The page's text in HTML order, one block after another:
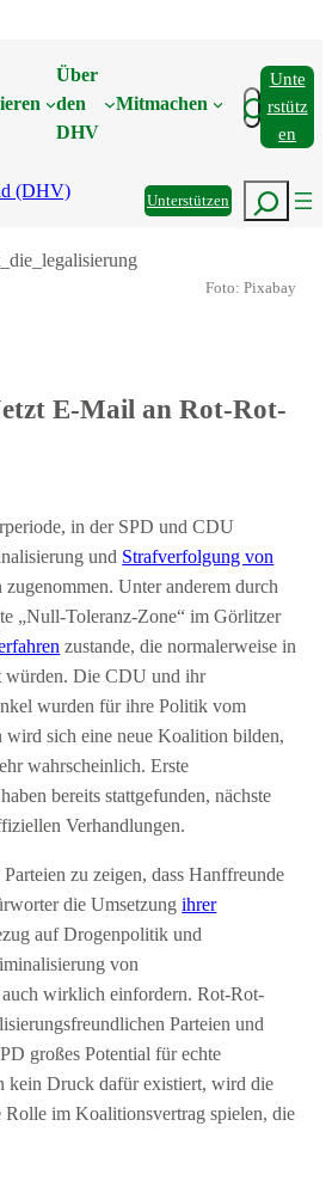
Über
den
DHV
Mitmachen Suchen
Unte
Rstütz
En
UnterstützenSuchen
Foto: Pixabay
E-Mail an Rot-Rot-
in der SPD und CDU
und Strafverfolgung von
Unter anderem durch
„Null-Toleranz-Zone“ im Görlitzer
zustande, die normalerweise in
würden. Die CDU und ihr
wurden für ihre Politik vom
wird sich eine neue Koalition bilden,
wahrscheinlich. Erste
bereits stattgefunden, nächste
Verhandlungen.
zu zeigen, dass Hanffreunde
die Umsetzungihrer
auf Drogenpolitik und
von
auch wirklich einfordern. Rot-Rot-
Parteien und
großes Potential für echte
kein Druck dafür existiert, wird die
im Koalitionsvertrag spielen, die